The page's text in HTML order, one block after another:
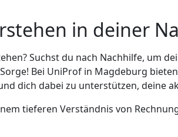
in deiner
Suchst du nach Nachhilfe, um
Bei UniProf in Magdeburg
dich dabei zu unterstützen, deine
tieferen Verständnis von